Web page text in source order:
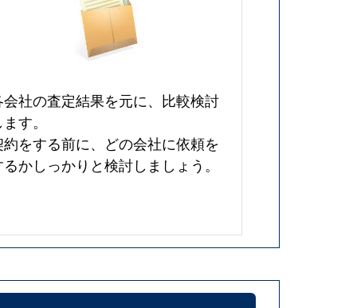
会社の査定結果を元に、比較検討
す。
約をする前に、どの会社に依頼を
かしっかりと検討しましょう。